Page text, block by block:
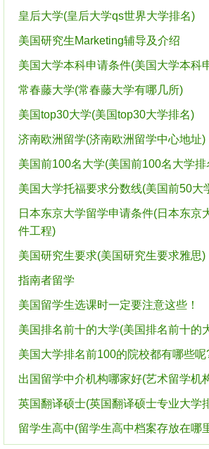
皇后大学(皇后大学qs世界大学排名)
美国研究生Marketing辅导及介绍
美国大学本科申请条件(美国大学本科
常春藤大学(常春藤大学有哪几所)
美国top30大学(美国top30大学排名)
济南欧洲留学(济南欧洲留学中心地址)
美国前100名大学(美国前100名大学排
美国大学托福要求分数线(美国前50大
日本东京大学留学申请条件(日本东京
件工程)
美国研究生要求(美国研究生要求雅思)
指南者留学
美国留学生选课时一定要注意这些！
美国排名前十的大学(美国排名前十的
美国大学排名前100的院校都有哪些呢
出国留学中介机构哪家好(艺术留学机
英国翻译硕士(英国翻译硕士专业大学
留学生高中(留学生高中档案存放在哪